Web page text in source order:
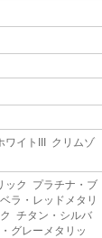
ワイトIII クリムゾ
ック プラチナ・ブ
ラ・レッドメタリ
チタン・シルバ
グレーメタリッ